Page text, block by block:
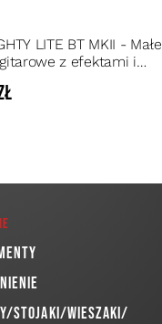
LITE BT MKII - Małe
z efektami i
Stojaki/Wieszaki/